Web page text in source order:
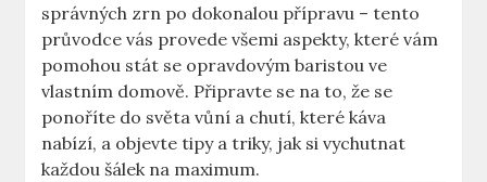
správných zrn po dokonalou přípravu – tento
průvodce vás provede všemi aspekty, které vám
pomohou stát se opravdovým baristou ve
vlastním domově. Připravte se na to, že se
ponoříte do světa vůní a chutí, které káva
nabízí, a objevte tipy a triky, jak si vychutnat
každou šálek na maximum.